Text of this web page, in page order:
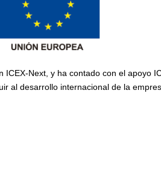
Next, y ha contado con el apoyo
al desarrollo internacional de la